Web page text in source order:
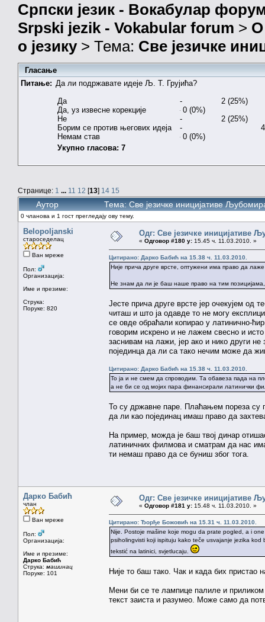
Српски језик - Вокабулар
Srpski jezik - Vokabular forum > О
о језику> Тема: Све језичке
Гласање
Питање: Да ли подржавате идеје Љ. Т. Грујића?
Да
2 (25%)
Да, уз извесне корекције
0 (0%)
Не
2 (25%)
Борим се против његових идеја
Немам став
0 (0%)
Укупно гласова: 7
Странице: 1 ... 11 12 [13] 14 15
Аутор Тема: Све језичке иницијативе
0 чланова и 1 гост прегледају ову тему.
Belopoljanski
староседелац
Ван мреже
Пол:
Организација:
Име и презиме:
Струка:
Поруке: 820
Одг: Све језичке иницијативе
« Одговор #180 у: 15.45 ч. 11.03.2010. »
Цитирано: Дарко Бабић на 15.38 ч. 11.03.2010.
Није прича друге врсте, оптужени има право да лаже
Не знам да ли је баш наше право на тим позицијама,
Јесте прича друге врсте јер очекујем од
читаш и што ја одавде то не могу
се овде обраћали копирао у латинично-
говорим искрено и не лажем свесно и исто
заснивам на лажи, јер ако и нико други
појединца да ли са тако нечим може да
Цитирано: Дарко Бабић на 15.38 ч. 11.03.2010.
То ја и не смем да спроводим. Та обавеза пада на
а не би се од мојих пара финансирали латинички
То су државне паре. Плаћањем пореза су
да ли као појединац имаш право да
На пример, можда је баш твој динар
латиничних филмова и сматрам да нас
ти немаш право да се буниш због тога.
Дарко Бабић
члан
Ван мреже
Пол:
Организација:
Име и презиме:
Дарко Бабић
Струка: машинац
Поруке: 101
Одг: Све језичке иницијативе
« Одговор #181 у: 15.48 ч. 11.03.2010. »
Цитирано: Ђорђе Божовић на 15.31 ч. 11.03.2010.
Nije. Postoje mašine koje mogu da prate pogled, a i
psiholingvisti koji ispituju kako teče usvajanje jezika
tekstić na latinici, svjetlucaju.
Није то баш тако. Чак и када бих пристао
Мени би се те лампице палиле и приликом
текст заиста и разумео. Може само да